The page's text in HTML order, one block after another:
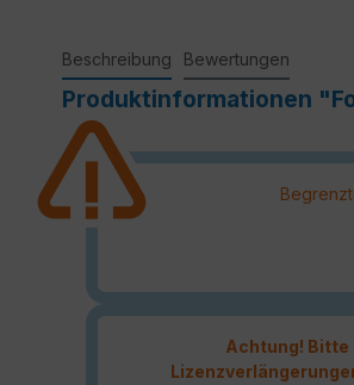
Beschreibung Bewertungen
Produktinformationen
Achtung! Bitte